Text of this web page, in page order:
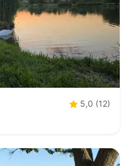
5,0 (12)